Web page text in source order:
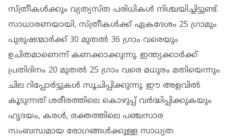
സ്ത്രീകള്‍ക്കും വ്യത്യസ്ത പരിധികള്‍ നിശ്ചയിച്ചിട്ടുണ്ട്.
സാധാരണയായി, സ്ത്രീകള്‍ക്ക് ഏകദേശം 25 ഗ്രാമും
പുരുഷന്മാര്‍ക്ക് 30 മുതല്‍ 36 ഗ്രാം വരെയും
ഉചിതമാണെന്ന് കണക്കാക്കുന്നു. ഇന്ത്യക്കാര്‍ക്ക്
പ്രതിദിനം 20 മുതല്‍ 25 ഗ്രാം വരെ മധുരം മതിയെന്നും
ചില റിപ്പോര്‍ട്ടുകള്‍ സൂചിപ്പിക്കുന്നു. ഈ അളവില്‍
കൂടുന്നത് ശരീരത്തിലെ കൊഴുപ്പ് വര്‍ദ്ധിപ്പിക്കുകയും
ഹൃദയം, കരള്‍, രക്തത്തിലെ പഞ്ചസാര
സംബന്ധമായ രോഗങ്ങള്‍ക്കുള്ള സാധ്യത